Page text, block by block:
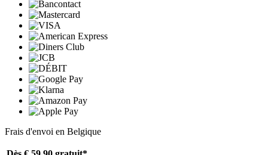
Frais d'envoi en Belgique